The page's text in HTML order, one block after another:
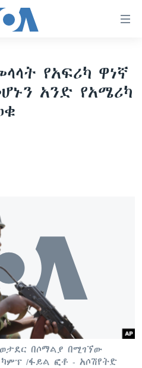
የአፍሪካ ዋነኛ
አንድ የአሜሪካ
ወታደር በሶማልያ በሚገኘው
/ፋይል ፎቶ - አሶሽየትድ